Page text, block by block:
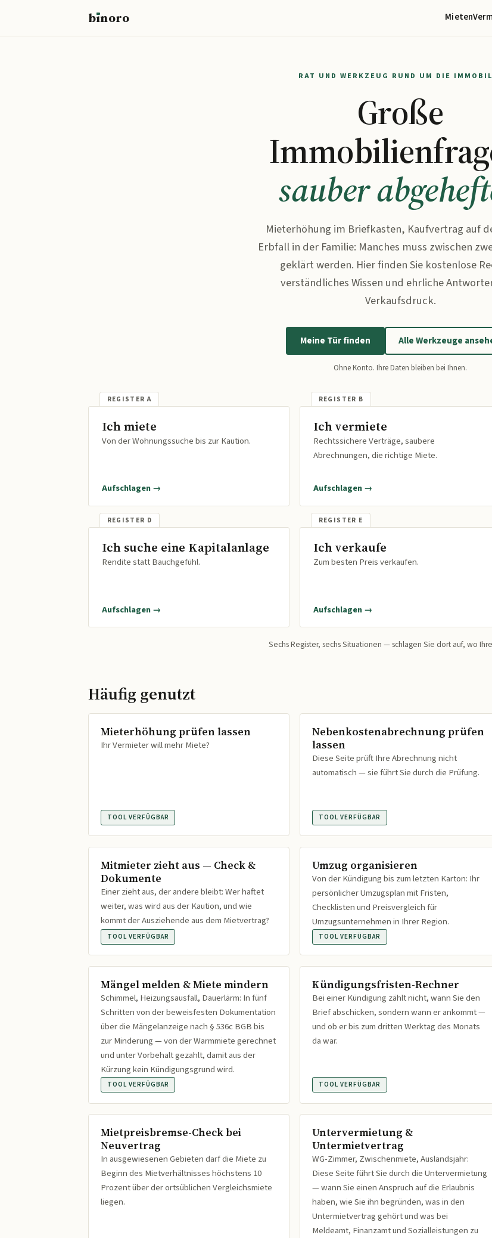
bınoro Mieten
RAT UND WERKZEUG RUND UM DIE
Große
sauber
Mieterhöhung im Briefkasten, Kaufvertrag auf
Erbfall in der Familie: Manches muss zwischen
geklärt werden. Hier finden Sie kostenlose
verständliches Wissen und ehrliche
Verkaufsdruck.
Meine Tür finden Alle Werkzeuge
Ohne Konto. Ihre Daten bleiben bei Ihnen.
Ich miete
Von der Wohnungssuche bis zur Kaution.
Aufschlagen →
Ich vermiete
Rechtssichere Verträge, saubere
Abrechnungen, die richtige Miete.
Aufschlagen →
Ich suche eine Kapitalanlage
Rendite statt Bauchgefühl.
Aufschlagen →
Ich verkaufe
Zum besten Preis verkaufen.
Aufschlagen →
Sechs Register, sechs Situationen — schlagen Sie dort auf, wo
Häufig genutzt
Mieterhöhung prüfen lassen
Ihr Vermieter will mehr Miete?
TOOL VERFÜGBAR
Nebenkostenabrechnung prüfen
lassen
Diese Seite prüft Ihre Abrechnung nicht
automatisch — sie führt Sie durch die Prüfung.
TOOL VERFÜGBAR
Mitmieter zieht aus — Check &
Dokumente
Einer zieht aus, der andere bleibt: Wer haftet
weiter, was wird aus der Kaution, und wie
kommt der Ausziehende aus dem Mietvertrag?
TOOL VERFÜGBAR
Umzug organisieren
Von der Kündigung bis zum letzten Karton: Ihr
persönlicher Umzugsplan mit Fristen,
Checklisten und Preisvergleich für
Umzugsunternehmen in Ihrer Region.
TOOL VERFÜGBAR
Mängel melden & Miete mindern
Schimmel, Heizungsausfall, Dauerlärm: In fünf
Schritten von der beweisfesten Dokumentation
über die Mängelanzeige nach § 536c BGB bis
zur Minderung — von der Warmmiete gerechnet
und unter Vorbehalt gezahlt, damit aus der
Kürzung kein Kündigungsgrund wird.
TOOL VERFÜGBAR
Kündigungsfristen-Rechner
Bei einer Kündigung zählt nicht, wann Sie den
Brief abschicken, sondern wann er ankommt —
und ob er bis zum dritten Werktag des Monats
da war.
TOOL VERFÜGBAR
Mietpreisbremse-Check bei
Neuvertrag
In ausgewiesenen Gebieten darf die Miete zu
Beginn des Mietverhältnisses höchstens 10
Prozent über der ortsüblichen Vergleichsmiete
liegen.
Untervermietung &
Untermietvertrag
WG-Zimmer, Zwischenmiete, Auslandsjahr:
Diese Seite führt Sie durch die Untervermietung
— wann Sie einen Anspruch auf die Erlaubnis
haben, wie Sie ihn begründen, was in den
Untermietvertrag gehört und was bei
Meldeamt, Finanzamt und Sozialleistungen zu